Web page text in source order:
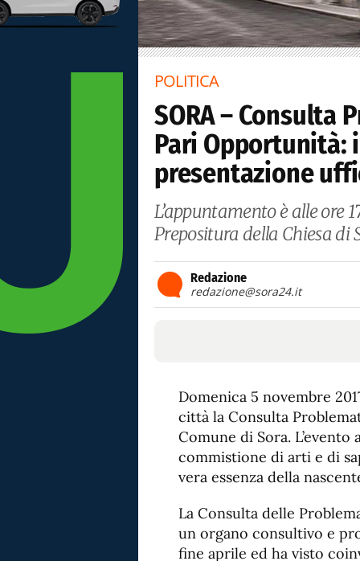
POLITICA
SORA – Consulta
Pari Opportunità:
presentazione
L’appuntamento è alle ore
Prepositura della Chiesa di
Redazione
redazione@sora24.it
Domenica 5 novembre
città la Consulta
Comune di Sora.
commistione di arti e di
vera essenza della
La Consulta delle
un organo consultivo e
fine aprile ed ha visto